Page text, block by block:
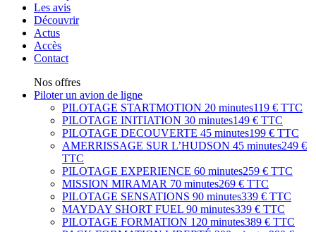
Les avis
Découvrir
Actus
Accès
Contact
Nos offres
Piloter un avion de ligne
PILOTAGE STARTMOTION 20 minutes119 € TTC
PILOTAGE INITIATION 30 minutes149 € TTC
PILOTAGE DECOUVERTE 45 minutes199 € TTC
AMERRISSAGE SUR L’HUDSON 45 minutes249 €
TTC
PILOTAGE EXPERIENCE 60 minutes259 € TTC
MISSION MIRAMAR 70 minutes269 € TTC
PILOTAGE SENSATIONS 90 minutes339 € TTC
MAYDAY SHORT FUEL 90 minutes339 € TTC
PILOTAGE FORMATION 120 minutes389 € TTC